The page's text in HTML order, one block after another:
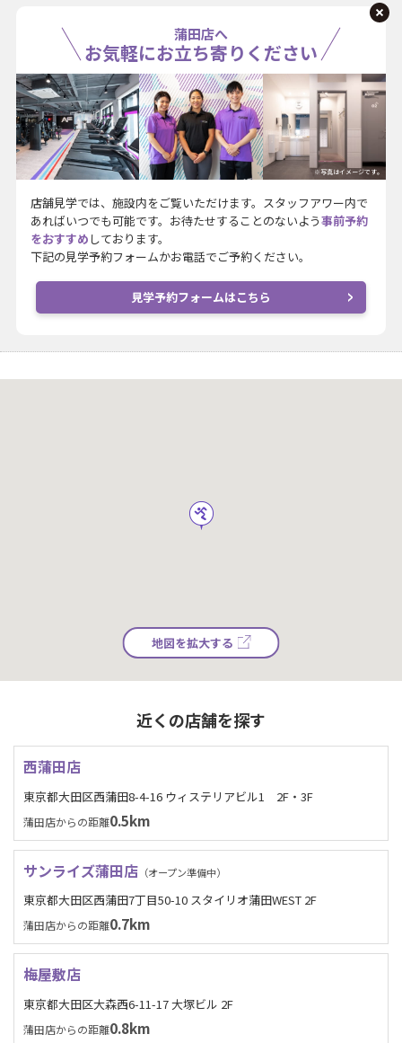
蒲田店へ
お気軽にお立ち寄りください
※写真はイメージです。
店舗見学では、施設内をご覧いただけます。スタッフアワー内で
あればいつでも可能です。お待たせすることのないよう事前予約
をおすすめ しております。
下記の見学予約フォームかお電話でご予約ください。
見学予約フォームはこちら
地図を拡大する
近くの店舗を探す
西蒲田店
東京都大田区西蒲田8-4-16 ウィステリアビル1 2F・3F
蒲田店からの距離0.5km
サンライズ蒲田店 （オープン準備中）
東京都大田区西蒲田7丁目50-10 スタイリオ蒲田WEST 2F
蒲田店からの距離0.7km
梅屋敷店
東京都大田区大森西6-11-17 大塚ビル 2F
蒲田店からの距離0.8km